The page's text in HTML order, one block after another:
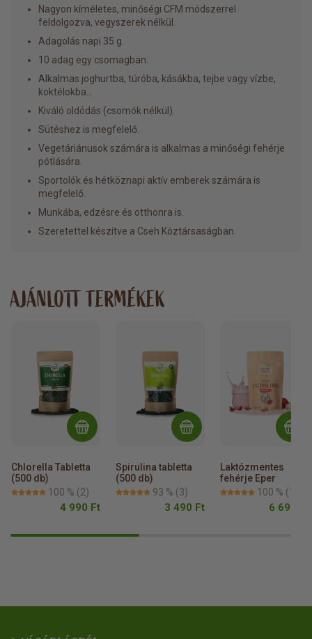
Nagyon kíméletes, minőségi CFM módszerrel
feldolgozva, vegyszerek nélkül.
Adagolás napi 35 g.
10 adag egy csomagban.
Alkalmas joghurtba, túróba, kásákba, tejbe vagy vízbe,
koktélokba…
Kiváló oldódás (csomók nélkül).
Sütéshez is megfelelő.
Vegetáriánusok számára is alkalmas a minőségi fehérje
pótlására.
Sportolók és hétköznapi aktív emberek számára is
megfelelő.
Munkába, edzésre és otthonra is.
Szeretettel készítve a Cseh Köztársaságban.
AJÁNLOTT TERMÉKEK
Chlorella Tabletta
(500 db)
100 % (2)
4 990 Ft
Spirulina tabletta
(500 db)
93 % (3)
3 490 Ft
Laktózmentes
fehérje Eper
100 % (1)
6 690 Ft